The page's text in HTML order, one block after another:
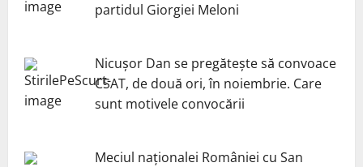
partidul Giorgiei Meloni
Nicuşor Dan se pregăteşte să convoace
CSAT, de două ori, în noiembrie. Care
sunt motivele convocării
Meciul naționalei României cu San